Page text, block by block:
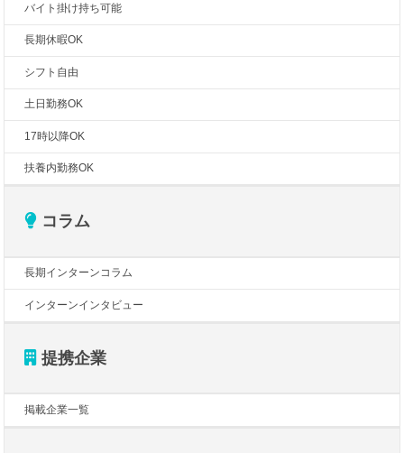
バイト掛け持ち可能
長期休暇OK
シフト自由
土日勤務OK
17時以降OK
扶養内勤務OK
コラム
長期インターンコラム
インターンインタビュー
提携企業
掲載企業一覧